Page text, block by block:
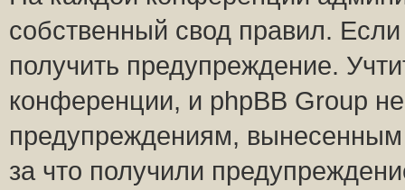
собственный свод правил.
получить предупреждение.
конференции, и phpBB Group
предупреждениям,
за что получили